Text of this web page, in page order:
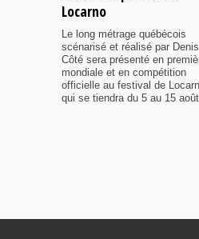
Locarno
Le long métrage québécois
scénarisé et réalisé par Denis
Côté sera présenté en
mondiale et en compétition
officielle au festival de
qui se tiendra du 5 au 15 août.